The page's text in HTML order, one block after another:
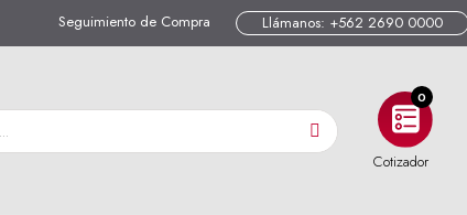
Seguimiento de Compra Llámanos: +562 2690 0000
0
Cotizador